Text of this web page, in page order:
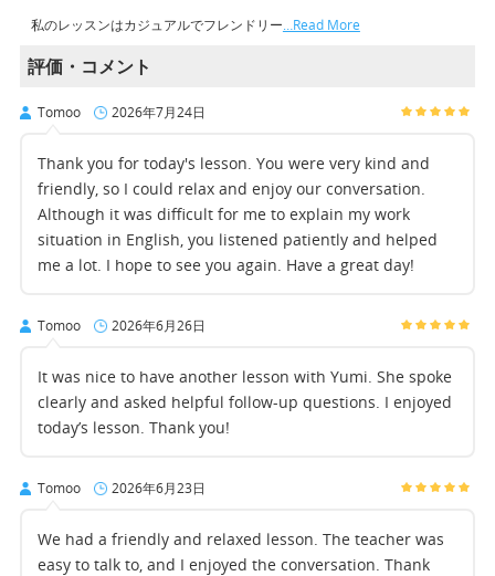
私のレッスンはカジュアルでフレンドリー…Read More
評価・コメント
Tomoo 2026年7月24日
Thank you for today's lesson. You were very kind and
friendly, so I could relax and enjoy our conversation.
Although it was difficult for me to explain my work
situation in English, you listened patiently and helped
me a lot. I hope to see you again. Have a great day!
Tomoo 2026年6月26日
It was nice to have another lesson with Yumi. She spoke
clearly and asked helpful follow-up questions. I enjoyed
today’s lesson. Thank you!
Tomoo 2026年6月23日
We had a friendly and relaxed lesson. The teacher was
easy to talk to, and I enjoyed the conversation. Thank